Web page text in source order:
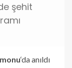
şehit
‘da anıldı